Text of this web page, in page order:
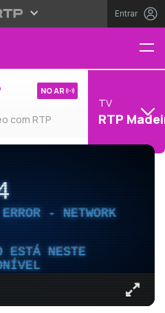
Entrar
com RTP
NO AR
TV
RTP
- NETWORK
ESTÁ NESTE